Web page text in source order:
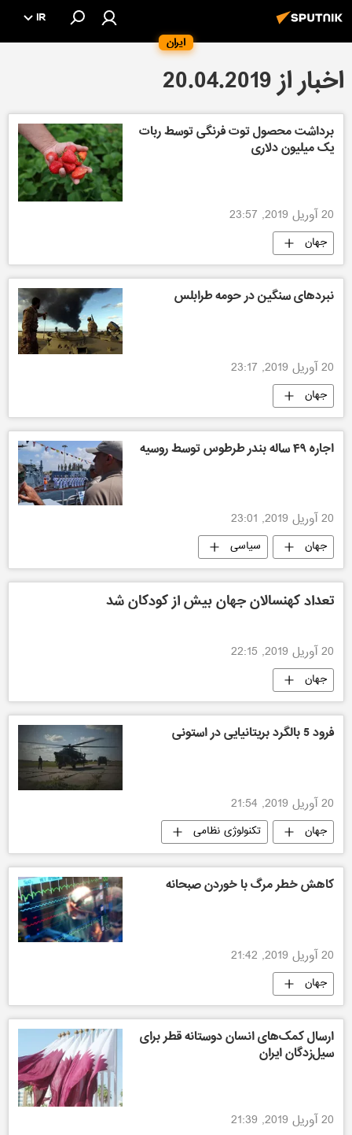
ایران
IR
اخبار از 20.04.2019
برداشت محصول توت فرنگی توسط ربات
یک میلیون دلاری
20 آوریل 2019, 23:57
جهان
نبردهای سنگین در حومه طرابلس
20 آوریل 2019, 23:17
جهان
اجاره ۴۹ ساله بندر طرطوس توسط روسیه
20 آوریل 2019, 23:01
جهان سیاسی
تعداد کهنسالان جهان بیش از کودکان شد
20 آوریل 2019, 22:15
جهان
فرود 5 بالگرد بریتانیایی در استونی
20 آوریل 2019, 21:54
جهان تکنولوژی نظامی
کاهش خطر مرگ با خوردن صبحانه
20 آوریل 2019, 21:42
جهان
ارسال کمک‌های انسان دوستانه قطر برای
سیل‌زدگان ایران
20 آوریل 2019, 21:39